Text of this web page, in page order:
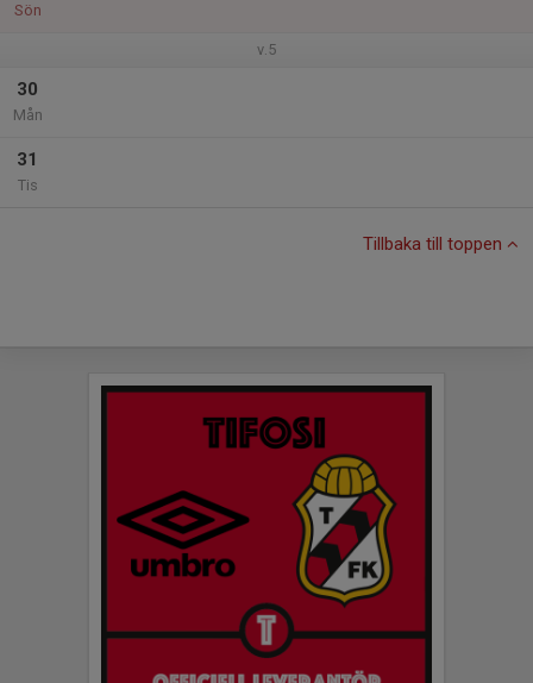
Sön
v.5
30
Mån
31
Tis
Tillbaka till toppen